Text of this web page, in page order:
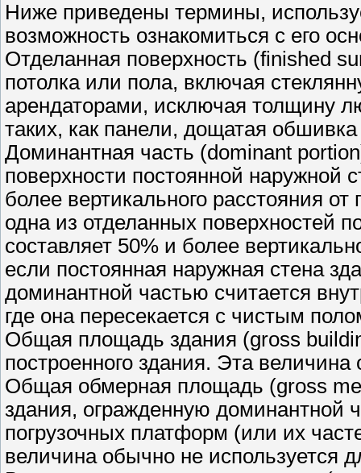
Ниже приведены термины,
возможность ознакомиться с его
Отделанная поверхность (finished
потолка или пола, включая
арендаторами, исключая толщину
таких, как панели, дощатая
Доминантная часть (dominant
поверхности постоянной наружной
более вертикального расстояния
одна из отделанных поверхностей
составляет 50% и более
если постоянная наружная стена
доминантной частью считается
где она пересекается с чистым
Общая площадь здания (gross
построенного здания. Эта
Общая обмерная площадь (gross
здания, огражденную доминантной
погрузочных платформ (или их
величина обычно не используется